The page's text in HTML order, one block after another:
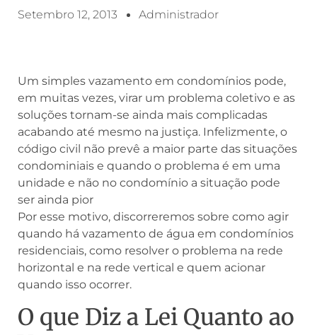
Setembro 12, 2013 Administrador
Um simples vazamento em condomínios pode,
em muitas vezes, virar um problema coletivo e as
soluções tornam-se ainda mais complicadas
acabando até mesmo na justiça. Infelizmente, o
código civil não prevê a maior parte das situações
condominiais e quando o problema é em uma
unidade e não no condomínio a situação pode
ser ainda pior
Por esse motivo, discorreremos sobre como agir
quando há vazamento de água em condomínios
residenciais, como resolver o problema na rede
horizontal e na rede vertical e quem acionar
quando isso ocorrer.
O que Diz a Lei Quanto ao